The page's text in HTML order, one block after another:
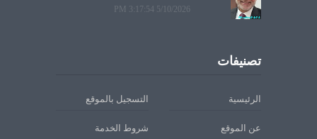
5/10/2026 3:17:54 PM
تصنيفات
الرئيسية التسجيل بالموقع
عن الموقع شروط الخدمة